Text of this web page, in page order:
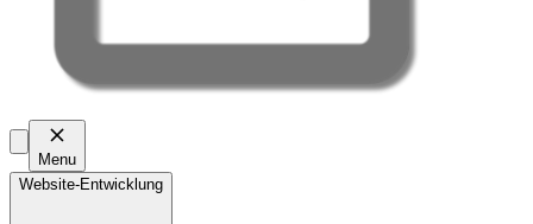
Menu
Website-Entwicklung